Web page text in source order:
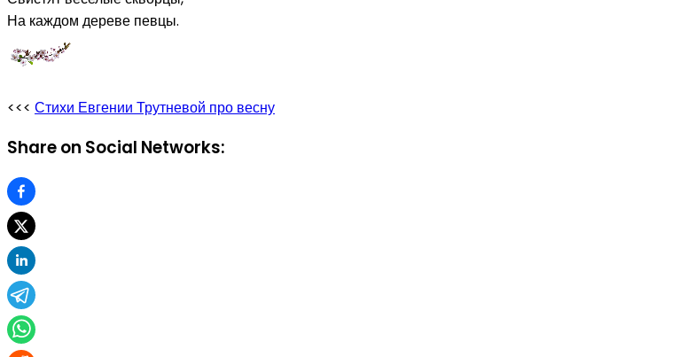
На каждом дереве певцы.
<<< Стихи Евгении Трутневой про весну
Share on Social Networks: